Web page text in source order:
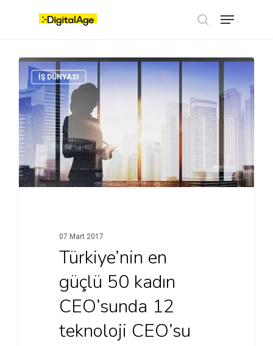
Menu
İŞ DÜNYASI
07 Mart 2017
Türkiye’nin en
güçlü 50 kadın
CEO’sunda 12
teknoloji CEO’su